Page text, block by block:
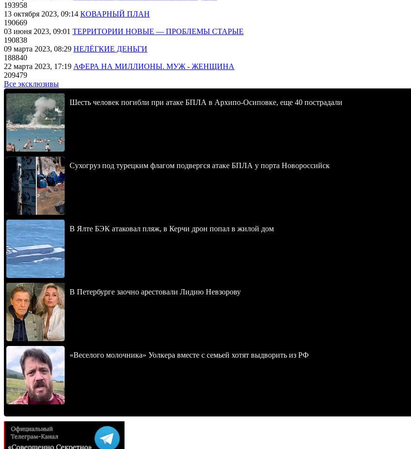
193958
13 октября 2023, 09:14 КОВАРНЫЙ ПЛАН
190669
03 июня 2023, 09:01 ТЕРРИТОРИИ НОВЫЕ — ПРОБЛЕМЫ СТАРЫЕ
190838
09 марта 2023, 08:29 НЕЛЁГКИЕ ДЕНЬГИ
188840
22 марта 2023, 17:19 АФЕРА НА МИЛЛИОНЫ. МУЖ - ЖЕНЩИНА
209479
Все эксклюзивы
Шесть человек погибли при атаке БПЛА в Архипо-Осиповке, еще 40 пострадали
Сухогруз под турецким флагом подвергся атаке БПЛА у порта Новороссийск
В Ялте БЭК атаковал пляж, в Керчи дрон попал в жилой дом
В Петербурге заочно арестовали Лидию Невзорову
«Веселого молочника» Уолкера вместе с семьей хотят выдворить из РФ